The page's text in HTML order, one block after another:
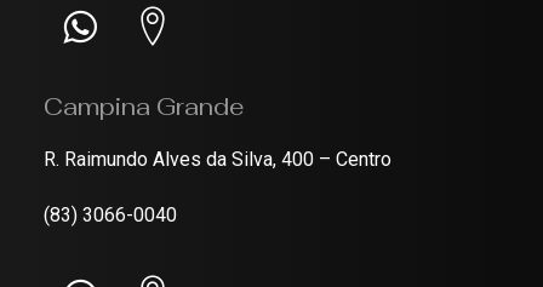
Campina Grande
R. Raimundo Alves da Silva, 400 – Centro
(83) 3066-0040